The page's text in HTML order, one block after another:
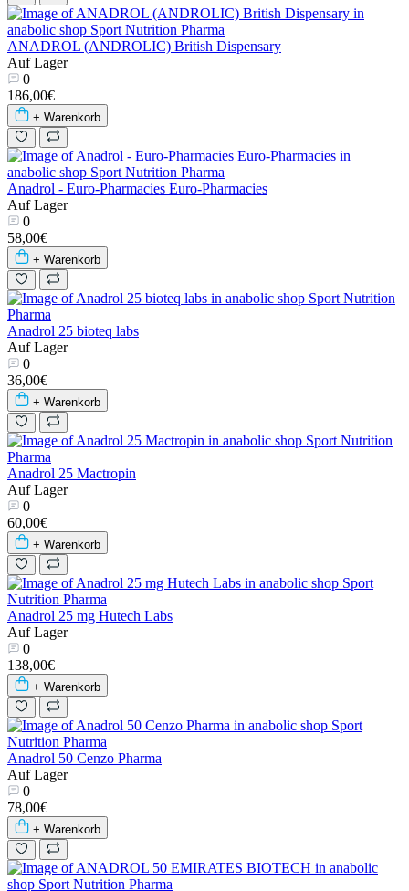
ANADROL (ANDROLIC) British Dispensary
Auf Lager
0
186,00€
+ Warenkorb
Anadrol - Euro-Pharmacies Euro-Pharmacies
Auf Lager
0
58,00€
+ Warenkorb
Anadrol 25 bioteq labs
Auf Lager
0
36,00€
+ Warenkorb
Anadrol 25 Mactropin
Auf Lager
0
60,00€
+ Warenkorb
Anadrol 25 mg Hutech Labs
Auf Lager
0
138,00€
+ Warenkorb
Anadrol 50 Cenzo Pharma
Auf Lager
0
78,00€
+ Warenkorb